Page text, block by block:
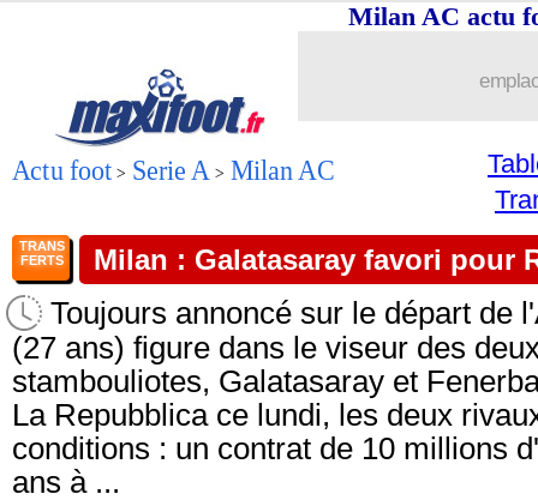
Actu foot > Serie A > Milan AC
Milan AC actu
TRANS
FERTS
Milan : Galatasaray favori pour
Toujours annoncé sur le départ de
(27 ans) figure dans le viseur des
stambouliotes, Galatasaray et
La Repubblica ce lundi, les deux
conditions : un contrat de 10 millions
ans à ...